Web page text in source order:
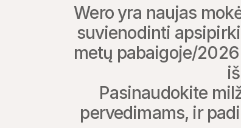
Wero yra naujas
suvienodinti
metų pabaigoje/
Pasinaudokite
pervedimams, ir